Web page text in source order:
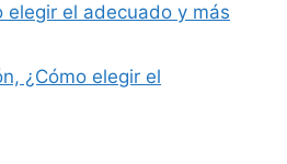
elegir el adecuado y más
¿Cómo elegir el